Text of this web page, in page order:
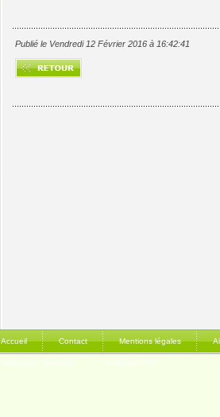
Publié le Vendredi 12 Février 2016 à 16:42:41
Accueil Contact Mentions légales